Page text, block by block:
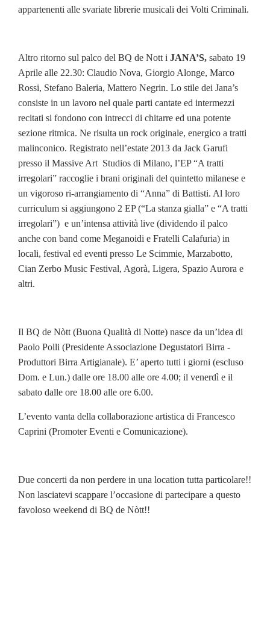
appartenenti alle svariate librerie musicali dei Volti Criminali.
Altro ritorno sul palco del BQ de Nott i JANA’S, sabato 19
Aprile alle 22.30: Claudio Nova, Giorgio Alonge, Marco
Rossi, Stefano Baleria, Mattero Negrin. Lo stile dei Jana’s
consiste in un lavoro nel quale parti cantate ed intermezzi
recitati si fondono con intrecci di chitarre ed una potente
sezione ritmica. Ne risulta un rock originale, energico a tratti
malinconico. Registrato nell’estate 2013 da Jack Garufi
presso il Massive Art Studios di Milano, l’EP “A tratti
irregolari” raccoglie i brani originali del quintetto milanese e
un vigoroso ri-arrangiamento di “Anna” di Battisti. Al loro
curriculum si aggiungono 2 EP (“La stanza gialla” e “A tratti
irregolari”) e un’intensa attività live (dividendo il palco
anche con band come Meganoidi e Fratelli Calafuria) in
locali, festival ed eventi presso Le Scimmie, Marzabotto,
Cian Zerbo Music Festival, Agorà, Ligera, Spazio Aurora e
altri.
Il BQ de Nòtt (Buona Qualità di Notte) nasce da un’idea di
Paolo Polli (Presidente Associazione Degustatori Birra -
Produttori Birra Artigianale). E’ aperto tutti i giorni (escluso
Dom. e Lun.) dalle ore 18.00 alle ore 4.00; il venerdì e il
sabato dalle ore 18.00 alle ore 6.00.
L’evento vanta della collaborazione artistica di Francesco
Caprini (Promoter Eventi e Comunicazione).
Due concerti da non perdere in una location tutta particolare!!
Non lasciatevi scappare l’occasione di partecipare a questo
favoloso weekend di BQ de Nòtt!!